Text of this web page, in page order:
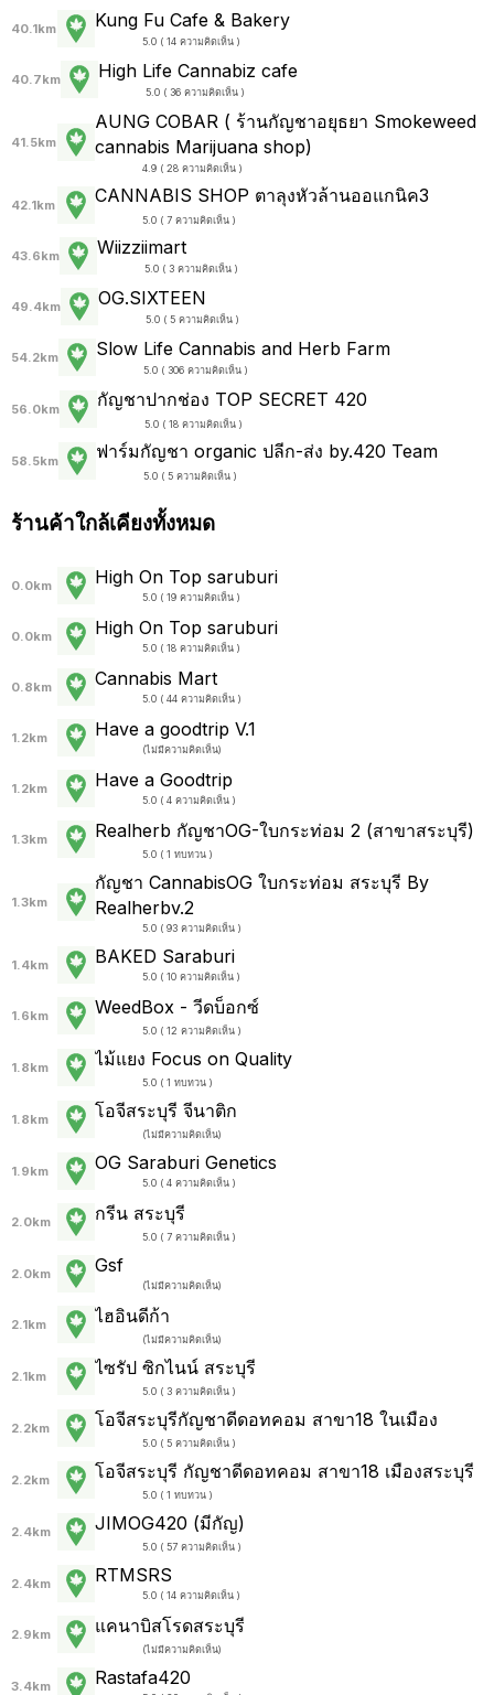
40.1km Kung Fu Cafe & Bakery
5.0 ( 14 ความคิดเห็น )
40.7km High Life Cannabiz cafe
5.0 ( 36 ความคิดเห็น )
41.5km
AUNG COBAR ( ร้านกัญชาอยุธยา Smokeweed
cannabis Marijuana shop)
4.9 ( 28 ความคิดเห็น )
42.1km CANNABIS SHOP ตาลุงหัวล้านออแกนิค3
5.0 ( 7 ความคิดเห็น )
43.6km Wiizziimart
5.0 ( 3 ความคิดเห็น )
49.4km OG.SIXTEEN
5.0 ( 5 ความคิดเห็น )
54.2km Slow Life Cannabis and Herb Farm
5.0 ( 306 ความคิดเห็น )
56.0km กัญชาปากช่อง TOP SECRET 420
5.0 ( 18 ความคิดเห็น )
58.5km ฟาร์มกัญชา organic ปลีก-ส่ง by.420 Team
5.0 ( 5 ความคิดเห็น )
ร้านค้าใกล้เคียงทั้งหมด
0.0km High On Top saruburi
5.0 ( 19 ความคิดเห็น )
0.0km High On Top saruburi
5.0 ( 18 ความคิดเห็น )
0.8km Cannabis Mart
5.0 ( 44 ความคิดเห็น )
1.2km Have a goodtrip V.1
(ไม่มีความคิดเห็น)
1.2km Have a Goodtrip
5.0 ( 4 ความคิดเห็น )
1.3km Realherb กัญชาOG-ใบกระท่อม 2 (สาขาสระบุรี)
5.0 ( 1 ทบทวน )
1.3km
กัญชา CannabisOG ใบกระท่อม สระบุรี By
Realherbv.2
5.0 ( 93 ความคิดเห็น )
1.4km BAKED Saraburi
5.0 ( 10 ความคิดเห็น )
1.6km WeedBox - วีดบ็อกซ์
5.0 ( 12 ความคิดเห็น )
1.8km ไม้แยง Focus on Quality
5.0 ( 1 ทบทวน )
1.8km โอจีสระบุรี จีนาติก
(ไม่มีความคิดเห็น)
1.9km OG Saraburi Genetics
5.0 ( 4 ความคิดเห็น )
2.0km กรีน สระบุรี
5.0 ( 7 ความคิดเห็น )
2.0km Gsf
(ไม่มีความคิดเห็น)
2.1km ไฮอินดีก้า
(ไม่มีความคิดเห็น)
2.1km ไซรัป ซิกไนน์ สระบุรี
5.0 ( 3 ความคิดเห็น )
2.2km โอจีสระบุรีกัญชาดีดอทคอม สาขา18 ในเมือง
5.0 ( 5 ความคิดเห็น )
2.2km โอจีสระบุรี กัญชาดีดอทคอม สาขา18 เมืองสระบุรี
5.0 ( 1 ทบทวน )
2.4km JIMOG420 (มีกัญ)
5.0 ( 57 ความคิดเห็น )
2.4km RTMSRS
5.0 ( 14 ความคิดเห็น )
2.9km แคนาบิสโรดสระบุรี
(ไม่มีความคิดเห็น)
3.4km Rastafa420